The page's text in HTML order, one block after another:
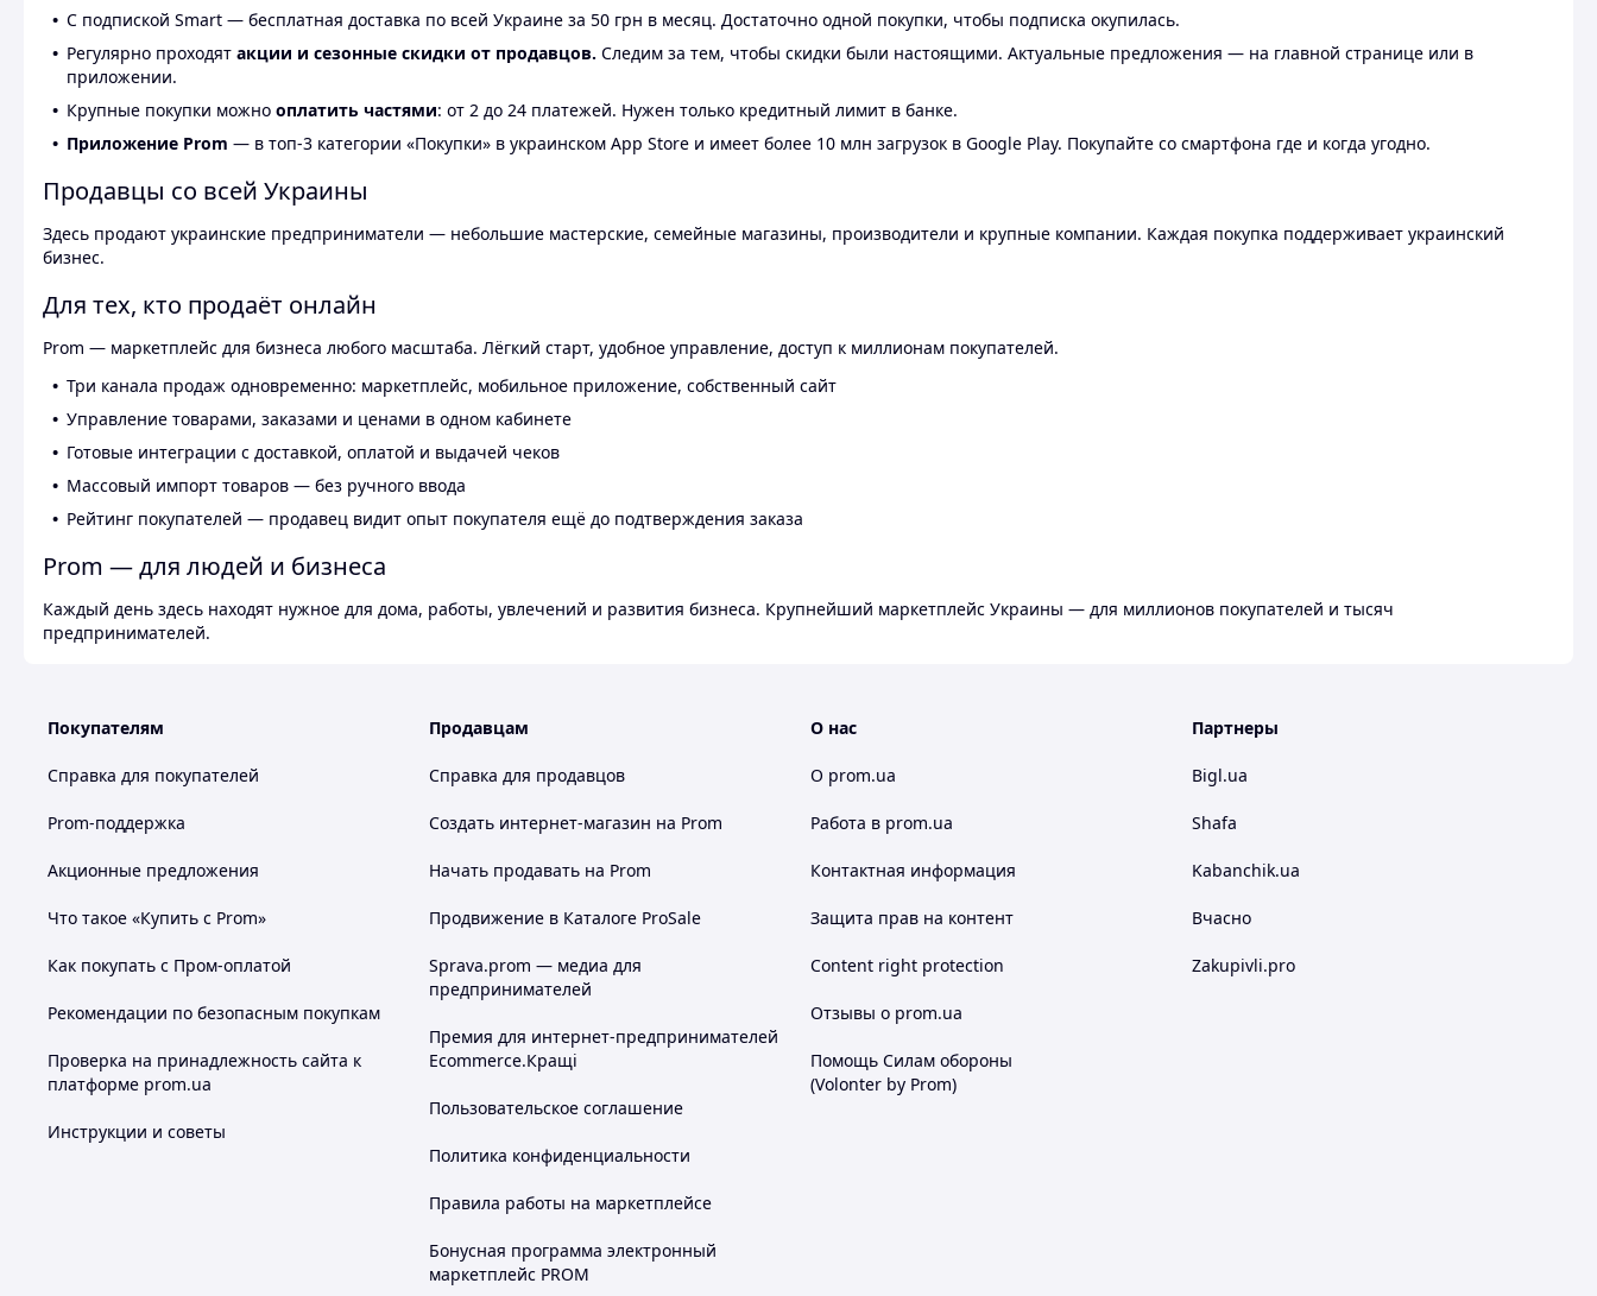
С подпиской Smart — бесплатная доставка по всей Украине за 50 грн в месяц. Достаточно одной покупки, чтобы подписка окупилась.
Регулярно проходят акции и сезонные скидки от продавцов. Следим за тем, чтобы скидки были настоящими. Актуальные предложения — на главной странице или в
приложении.
Крупные покупки можно оплатить частями: от 2 до 24 платежей. Нужен только кредитный лимит в банке.
Приложение Prom — в топ-3 категории «Покупки» в украинском App Store и имеет более 10 млн загрузок в Google Play. Покупайте со смартфона где и когда угодно.
Продавцы со всей Украины
Здесь продают украинские предприниматели — небольшие мастерские, семейные магазины, производители и крупные компании. Каждая покупка поддерживает украинский
бизнес.
Для тех, кто продаёт онлайн
Prom — маркетплейс для бизнеса любого масштаба. Лёгкий старт, удобное управление, доступ к миллионам покупателей.
Три канала продаж одновременно: маркетплейс, мобильное приложение, собственный сайт
Управление товарами, заказами и ценами в одном кабинете
Готовые интеграции с доставкой, оплатой и выдачей чеков
Массовый импорт товаров — без ручного ввода
Рейтинг покупателей — продавец видит опыт покупателя ещё до подтверждения заказа
Prom — для людей и бизнеса
Каждый день здесь находят нужное для дома, работы, увлечений и развития бизнеса. Крупнейший маркетплейс Украины — для миллионов покупателей и тысяч
предпринимателей.
Покупателям
Справка для покупателей
Prom-поддержка
Акционные предложения
Что такое «Купить с Prom»
Как покупать с Пром-оплатой
Рекомендации по безопасным покупкам
Проверка на принадлежность сайта к
платформе prom.ua
Инструкции и советы
Продавцам
Справка для продавцов
Создать интернет-магазин на Prom
Начать продавать на Prom
Продвижение в Каталоге ProSale
Sprava.prom — медиа для
предпринимателей
Премия для интернет-предпринимателей
Ecommerce.Кращі
Пользовательское соглашение
Политика конфиденциальности
Правила работы на маркетплейсе
Бонусная программа электронный
маркетплейс PROM
О нас
О prom.ua
Работа в prom.ua
Контактная информация
Защита прав на контент
Content right protection
Отзывы о prom.ua
Помощь Силам обороны
(Volonter by Prom)
Партнеры
Bigl.ua
Shafa
Kabanchik.ua
Вчасно
Zakupivli.pro